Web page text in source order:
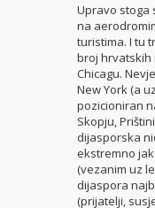
Upravo stoga
na
turistima. I tu
broj hrvatskih
Chicagu.
New York (a
pozicioniran
Skopju,
dijasporska
ekstremno
(vezanim uz
dijaspora
(prijatelji,